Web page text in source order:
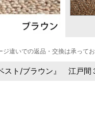
違いでの返品・交換は承ってお
スト/ブラウン』 江戸